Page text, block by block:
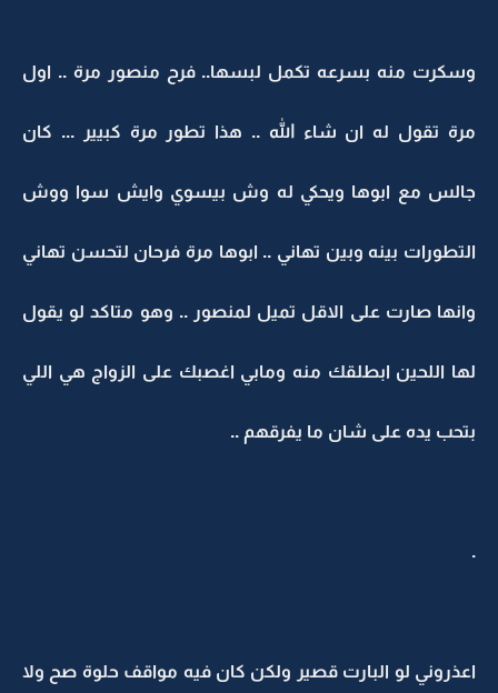
وسكرت منه بسرعه تكمل لبسها.. فرح منصور مرة .. اول
مرة تقول له ان شاء الله .. هذا تطور مرة كبيير ... كان
جالس مع ابوها ويحكي له وش بيسوي وايش سوا ووش
التطورات بينه وبين تهاني .. ابوها مرة فرحان لتحسن تهاني
وانها صارت على الاقل تميل لمنصور .. وهو متاكد لو يقول
لها اللحين ابطلقك منه ومابي اغصبك على الزواج هي اللي
بتحب يده على شان ما يفرقهم ..
.
اعذروني لو البارت قصير ولكن كان فيه مواقف حلوة صح ولا